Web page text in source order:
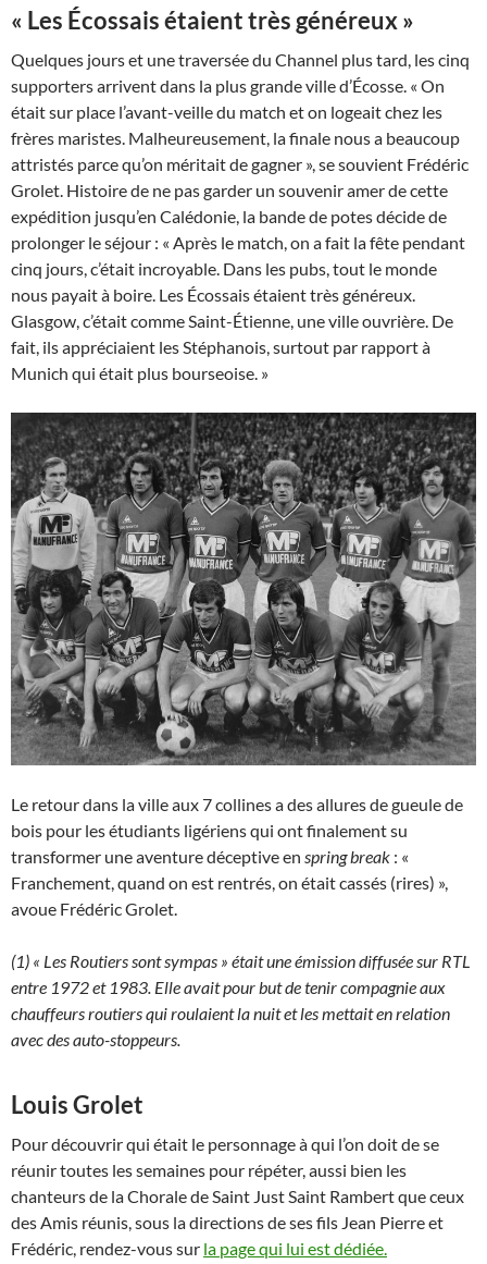
« Les Écossais étaient très généreux »
Quelques jours et une traversée du Channel plus tard, les cinq
supporters arrivent dans la plus grande ville d’Écosse. « On
était sur place l’avant-veille du match et on logeait chez les
frères maristes. Malheureusement, la finale nous a beaucoup
attristés parce qu’on méritait de gagner », se souvient Frédéric
Grolet. Histoire de ne pas garder un souvenir amer de cette
expédition jusqu’en Calédonie, la bande de potes décide de
prolonger le séjour : « Après le match, on a fait la fête pendant
cinq jours, c’était incroyable. Dans les pubs, tout le monde
nous payait à boire. Les Écossais étaient très généreux.
Glasgow, c’était comme Saint-Étienne, une ville ouvrière. De
fait, ils appréciaient les Stéphanois, surtout par rapport à
Munich qui était plus bourseoise. »
Le retour dans la ville aux 7 collines a des allures de gueule de
bois pour les étudiants ligériens qui ont finalement su
transformer une aventure déceptive en spring break : «
Franchement, quand on est rentrés, on était cassés (rires) »,
avoue Frédéric Grolet.
(1) « Les Routiers sont sympas » était une émission diffusée sur RTL
entre 1972 et 1983. Elle avait pour but de tenir compagnie aux
chauffeurs routiers qui roulaient la nuit et les mettait en relation
avec des auto-stoppeurs.
Louis Grolet
Pour découvrir qui était le personnage à qui l’on doit de se
réunir toutes les semaines pour répéter, aussi bien les
chanteurs de la Chorale de Saint Just Saint Rambert que ceux
des Amis réunis, sous la directions de ses fils Jean Pierre et
Frédéric, rendez-vous sur la page qui lui est dédiée.